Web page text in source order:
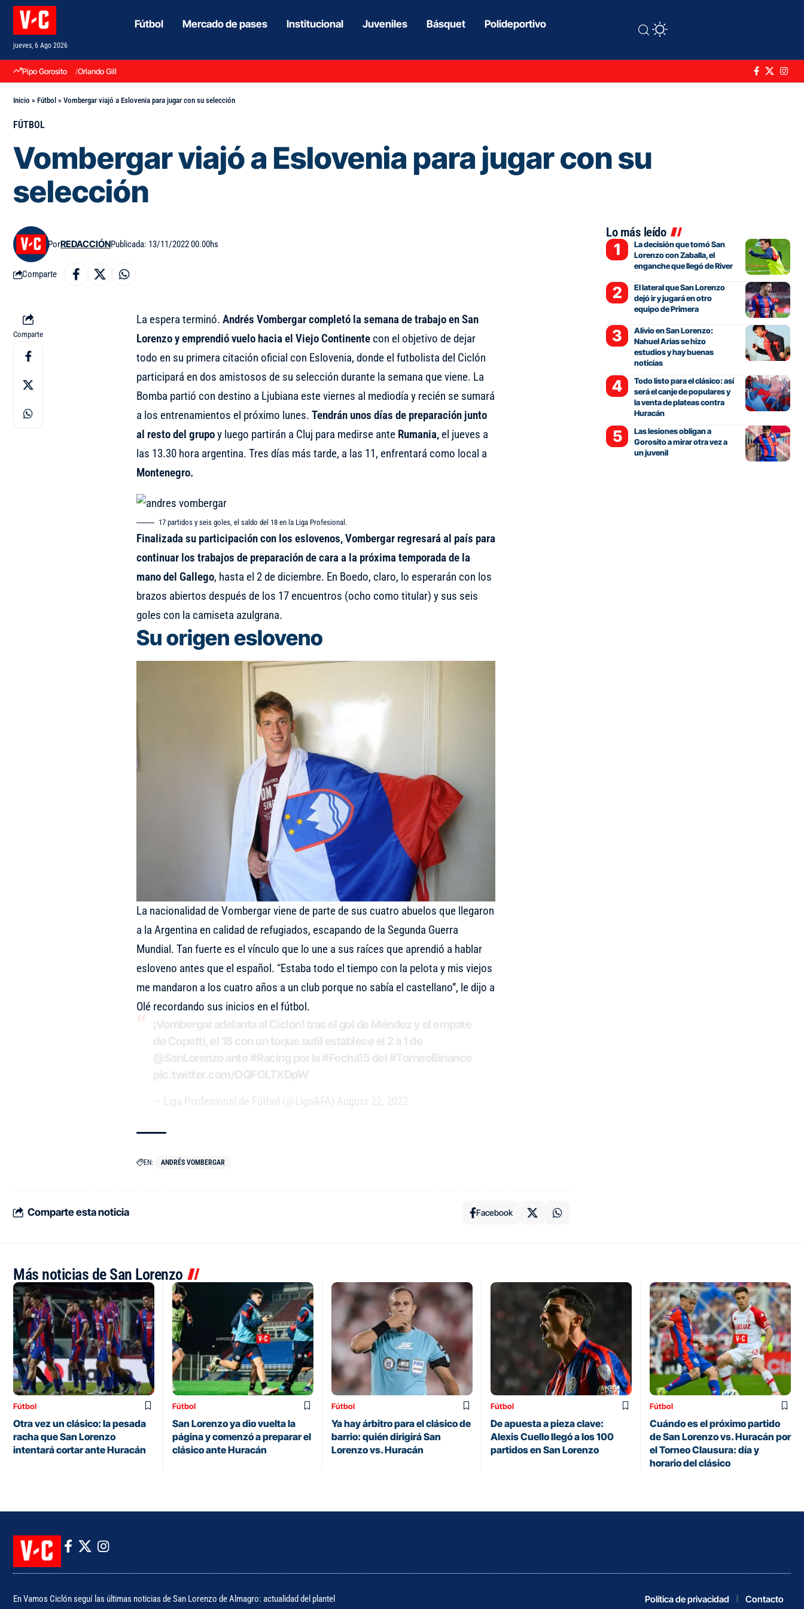
jueves, 6 Ago 2026
Fútbol Mercado de pases Institucional Juveniles Básquet Polideportivo
Pipo Gorosito Orlando Gill
Inicio » Fútbol » Vombergar viajó a Eslovenia para jugar con su selección
FÚTBOL
Vombergar viajó a Eslovenia para jugar con su
selección
PorREDACCIÓNPublicada: 13/11/2022 00.00hs
Comparte
Comparte
La espera terminó. Andrés Vombergar completó la semana de trabajo en San
Lorenzo y emprendió vuelo hacia el Viejo Continentecon el objetivo de dejar
todo en su primera citación oficial con Eslovenia, donde el futbolista del Ciclón
participará en dos amistosos de su selección durante la semana que viene. La
Bomba partió con destino a Ljubiana este viernes al mediodía y recién se sumará
a los entrenamientos el próximo lunes. Tendrán unos días de preparación junto
al resto del grupoy luego partirán a Cluj para medirse ante Rumania,el jueves a
las 13.30 hora argentina. Tres días más tarde, a las 11, enfrentará como local a
Montenegro.
17 partidos y seis goles, el saldo del 18 en la Liga Profesional.
Finalizada su participación con los eslovenos, Vombergar regresará al país para
continuar los trabajos de preparación de cara a la próxima temporada de la
mano del Gallego, hasta el 2 de diciembre. En Boedo, claro, lo esperarán con los
brazos abiertos después de los 17 encuentros (ocho como titular) y sus seis
goles con la camiseta azulgrana.
Su origen esloveno
La nacionalidad de Vombergar viene de parte de sus cuatro abuelos que llegaron
a la Argentina en calidad de refugiados, escapando de la Segunda Guerra
Mundial. Tan fuerte es el vínculo que lo une a sus raíces que aprendió a hablar
esloveno antes que el español. “Estaba todo el tiempo con la pelota y mis viejos
me mandaron a los cuatro años a un club porque no sabía el castellano”, le dijo a
Olé recordando sus inicios en el fútbol.
¡Vombergar adelanta al Ciclón! tras el gol de Méndez y el empate
de Copetti, el 18 con un toque sutil establece el 2 a 1 de
@SanLorenzo ante#Racing por la#Fecha15 del #TorneoBinance
pic.twitter.com/OQFGLTXDpW
— Liga Profesional de Fútbol (@LigaAFA) August 22, 2022
EN: ANDRÉS VOMBERGAR
Comparte esta noticia Facebook
Lo más leído
La decisión que tomó San
Lorenzo con Zaballa, el
enganche que llegó de River
El lateral que San Lorenzo
dejó ir y jugará en otro
equipo de Primera
Alivio en San Lorenzo:
Nahuel Arias se hizo
estudios y hay buenas
noticias
Todo listo para el clásico: así
será el canje de populares y
la venta de plateas contra
Huracán
Las lesiones obligan a
Gorosito a mirar otra vez a
un juvenil
Más noticias de San Lorenzo
Fútbol
Otra vez un clásico: la pesada
racha que San Lorenzo
intentará cortar ante Huracán
Fútbol
San Lorenzo ya dio vuelta la
página y comenzó a preparar el
clásico ante Huracán
Fútbol
Ya hay árbitro para el clásico de
barrio: quién dirigirá San
Lorenzo vs. Huracán
Fútbol
De apuesta a pieza clave:
Alexis Cuello llegó a los 100
partidos en San Lorenzo
Fútbol
Cuándo es el próximo partido
de San Lorenzo vs. Huracán por
el Torneo Clausura: día y
horario del clásico
En Vamos Ciclón seguí las últimas noticias de San Lorenzo de Almagro: actualidad del plantel
Política de privacidad Contacto